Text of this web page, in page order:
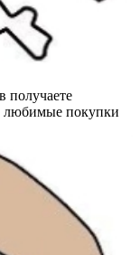
получаете
покупки